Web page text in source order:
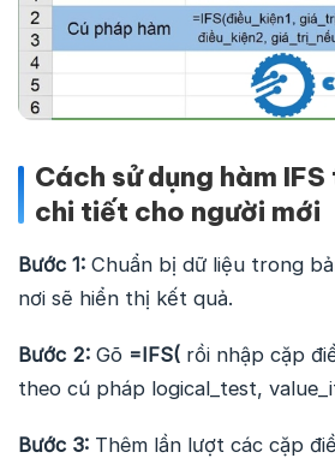
Cách sử dụng hàm
chi tiết cho người mới
Bước 1: Chuẩn bị dữ liệu trong
nơi sẽ hiển thị kết quả.
Bước 2: Gõ =IFS( rồi nhập cặp
theo cú pháp logical_test,
Bước 3: Thêm lần lượt các cặp